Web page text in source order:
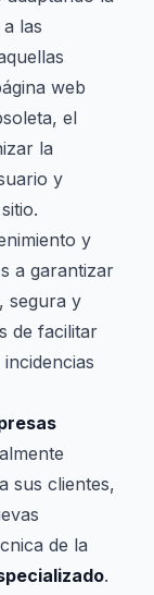
las
web
el
la
y
y
a garantizar
segura y
de facilitar
sus clientes,
de la
.